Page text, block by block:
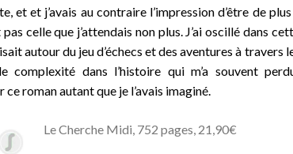
et et j’avais au contraire l’impression d’être de
pas celle que j’attendais non plus. J’ai oscillé dans
autour du jeu d’échecs et des aventures à travers
complexité dans l’histoire qui m’a souvent
ce roman autant que je l’avais imaginé.
Le Cherche Midi, 752 pages, 21,90€